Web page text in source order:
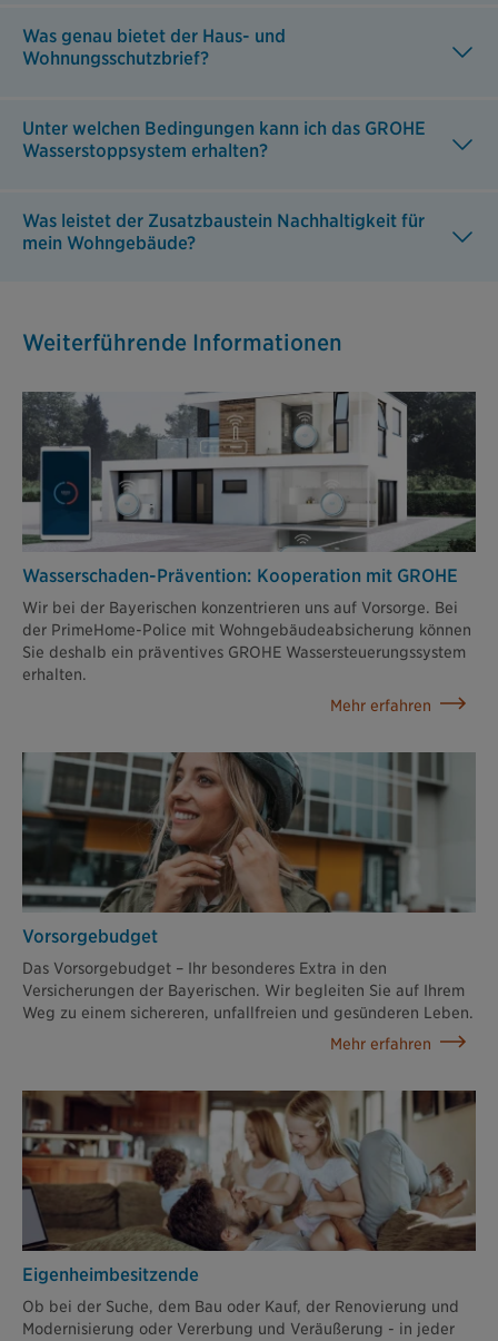
Was genau bietet der Haus- und
Wohnungsschutzbrief?
Unter welchen Bedingungen kann ich das GROHE
Wasserstoppsystem erhalten?
Was leistet der Zusatzbaustein Nachhaltigkeit für
mein Wohngebäude?
Weiterführende Informationen
Wasserschaden-Prävention: Kooperation mit GROHE
Wir bei der Bayerischen konzentrieren uns auf Vorsorge. Bei
der PrimeHome-Police mit Wohngebäudeabsicherung können
Sie deshalb ein präventives GROHE Wassersteuerungssystem
erhalten.
Mehr erfahren
Vorsorge­budget
Das Vorsorgebudget – Ihr besonderes Extra in den
Versicherungen der Bayerischen. Wir begleiten Sie auf Ihrem
Weg zu einem sichereren, unfallfreien und gesünderen Leben.
Mehr erfahren
Eigenheimbesitzende
Ob bei der Suche, dem Bau oder Kauf, der Renovierung und
Modernisierung oder Vererbung und Veräußerung - in jeder